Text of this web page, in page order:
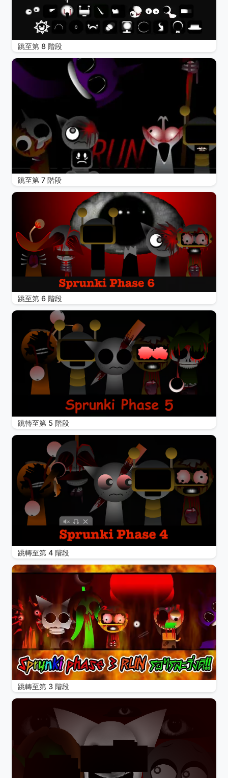
跳至第 8 階段
跳至第 7 階段
跳至第 6 階段
跳轉至第 5 階段
跳轉至第 4 階段
跳轉至第 3 階段